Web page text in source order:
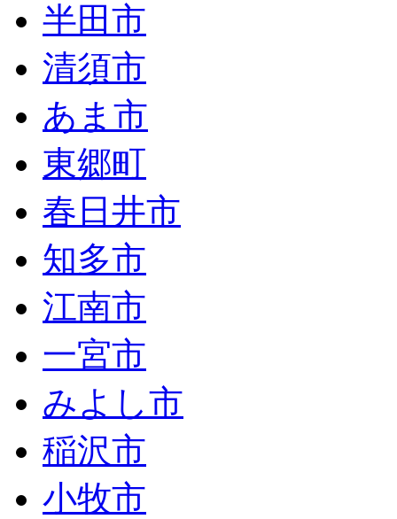
半田市
清須市
あま市
東郷町
春日井市
知多市
江南市
一宮市
みよし市
稲沢市
小牧市